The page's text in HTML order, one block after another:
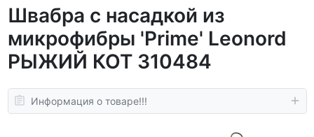
Швабра с насадкой из
микрофибры 'Prime' Leonord
РЫЖИЙ КОТ 310484
Информация о товаре!!!